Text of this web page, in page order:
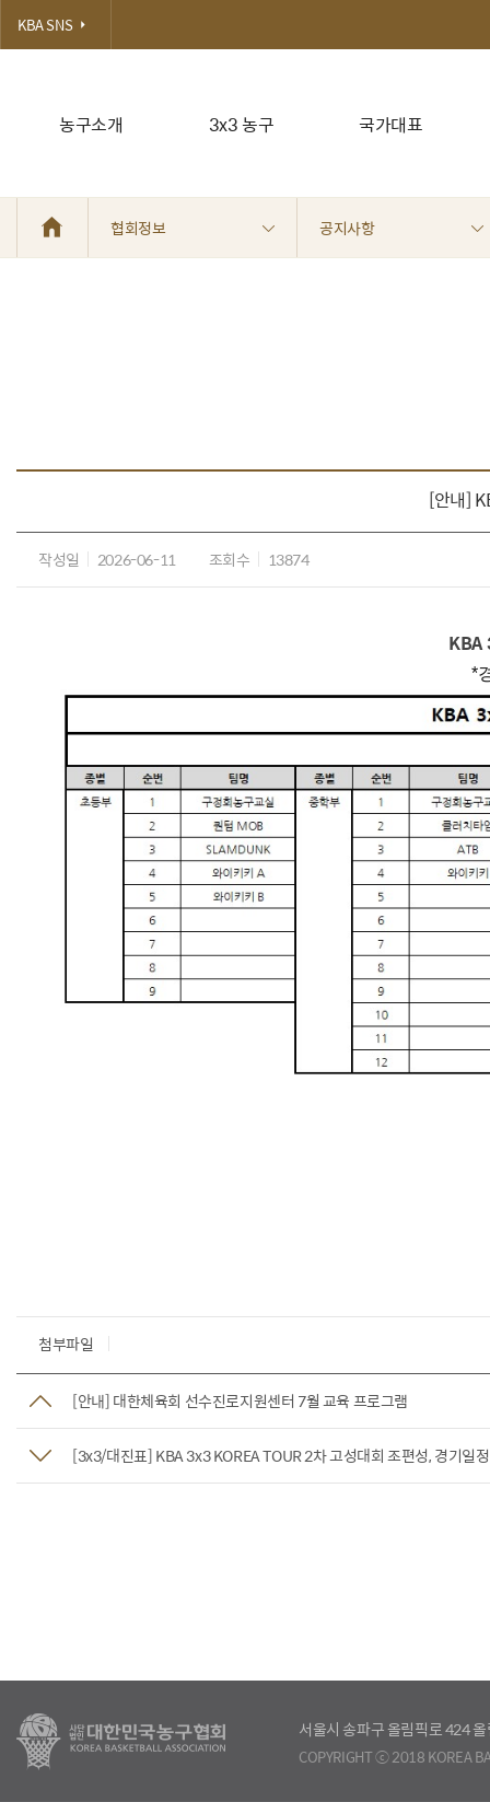
농구소개 3x3 농구 국가대표
KBA SNS
협회정보 공지사항
[안내]
작성일 2026-06-11 조회수 13874
KBA
*
첨부파일
[안내] 대한체육회 선수진로지원센터 7월 교육 프로그램
[3x3/대진표] KBA 3x3 KOREA TOUR 2차 고성대회 조편성, 경기일
서울시 송파구 올림픽로 424
COPYRIGHT ⓒ 2018 KOREA